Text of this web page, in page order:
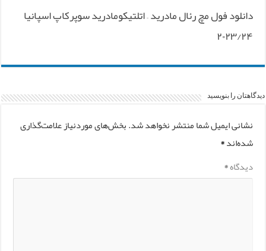
دانلود فول مچ رئال مادرید – اتلتیکومادرید سوپرکاپ اسپانیا
۲۰۲۳/۲۴
دیدگاهتان را بنویسید
نشانی ایمیل شما منتشر نخواهد شد.بخش‌های موردنیاز علامت‌گذاری
شده‌اند*
دیدگاه*